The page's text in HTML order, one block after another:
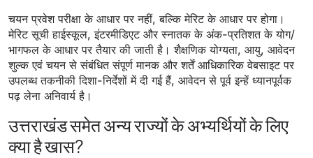
चयन प्रवेश परीक्षा के आधार पर नहीं, बल्कि मेरिट के आधार पर होगा।
मेरिट सूची हाईस्कूल, इंटरमीडिएट और स्नातक के अंक-प्रतिशत के योग/
भागफल के आधार पर तैयार की जाती है। शैक्षणिक योग्यता, आयु, आवेदन
शुल्क एवं चयन से संबंधित संपूर्ण मानक और शर्तें आधिकारिक वेबसाइट पर
उपलब्ध तकनीकी दिशा-निर्देशों में दी गई हैं, आवेदन से पूर्व इन्हें ध्यानपूर्वक
पढ़ लेना अनिवार्य है।
उत्तराखंड समेत अन्य राज्यों के अभ्यर्थियों के लिए
क्या है खास?